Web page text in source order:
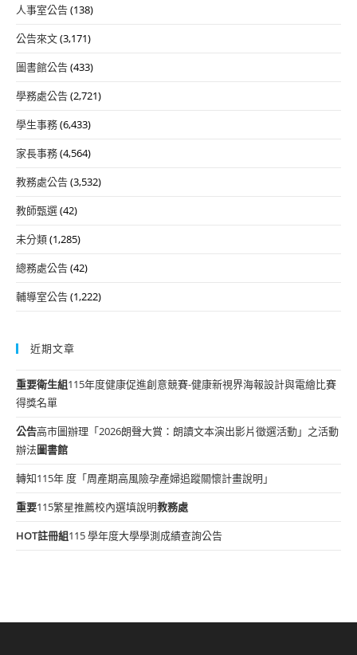
人事室公告(138)
公告來文(3,171)
圖書館公告(433)
學務處公告(2,721)
學生事務(6,433)
家長事務(4,564)
教務處公告(3,532)
教師甄選(42)
未分類(1,285)
總務處公告(42)
輔導室公告(1,222)
近期文章
重要衛生組115年度健康促進創意競賽-健康新視界海報設計與電繪比賽
得獎名單
公告高市圖辦理「2026朗聲大賞：朗讀文本演出影片徵選活動」之活動
辦法圖書館
轉知115年 度「周產期高風險孕產婦追蹤關懷計畫說明」
重要115繁星推薦校內選填說明教務處
HOT註冊組115 學年度大學學測成績查詢公告